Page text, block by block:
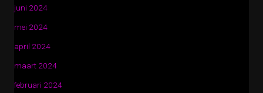
juni 2024
mei 2024
april 2024
maart 2024
februari 2024